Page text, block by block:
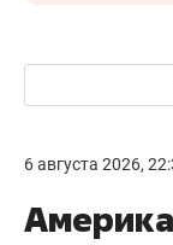
6 августа 2026,